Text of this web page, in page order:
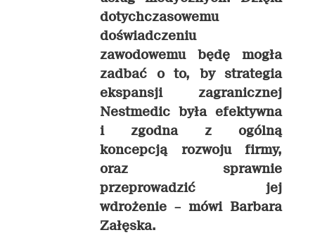
dotychczasowemu
doświadczeniu
zawodowemu będę mogła
zadbać o to, by strategia
ekspansji zagranicznej
Nestmedic była efektywna
i zgodna z ogólną
koncepcją rozwoju firmy,
oraz sprawnie
przeprowadzić jej
wdrożenie – mówi Barbara
Załęska.